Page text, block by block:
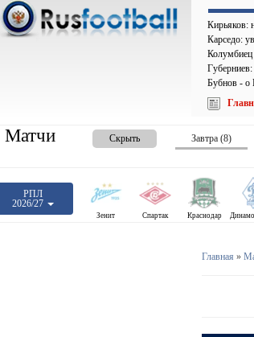
Кирьяков:
Карседо:
Колумбиец
Бубнов - о
Матчи Скрыть Завтра (8)
РПЛ
2026/27
Зенит Спартак Краснодар
Главная »